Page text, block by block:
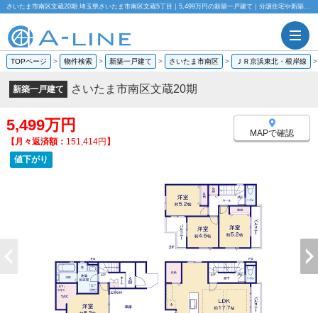
さいたま市南区文蔵20期 埼玉県さいたま市南区文蔵5丁目｜5,499万円の新築一戸建て｜分譲住宅や新築物件｜株式会社A-LINE
TOPページ > 物件検索 > 新築一戸建て > さいたま市南区 > ＪＲ京浜東北・根岸線
新築一戸建て さいたま市南区文蔵20期
5,499万円
【月々返済額： 151,414円】
値下がり
MAPで確認